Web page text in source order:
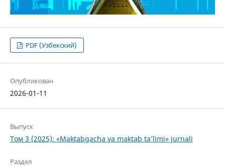
PDF (Узбекский)
Опубликован
2026-01-11
Выпуск
Том 3 (2025): «Maktabgacha va maktab ta’limi» jurnali
Раздел